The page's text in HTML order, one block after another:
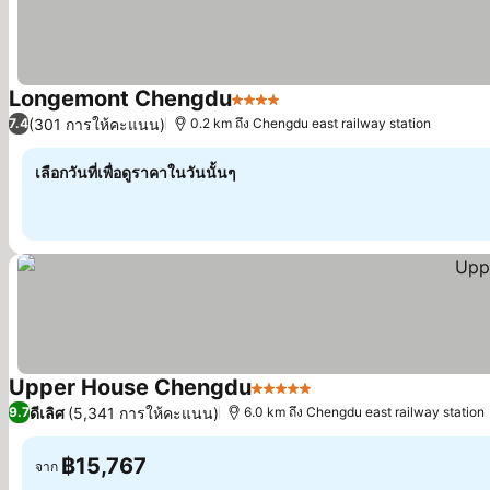
Longemont Chengdu4 ดาว
7.4(301 การให้คะแนน) 0.2 km ถึง Chengdu east railway station
เลือกวันที่เพื่อดูราคาในวันนั้นๆ
Upper House Chengdu5 ดาว
9.7ดีเลิศ (5,341 การให้คะแนน) 6.0 km ถึง Chengdu east railway station
จาก ฿15,767